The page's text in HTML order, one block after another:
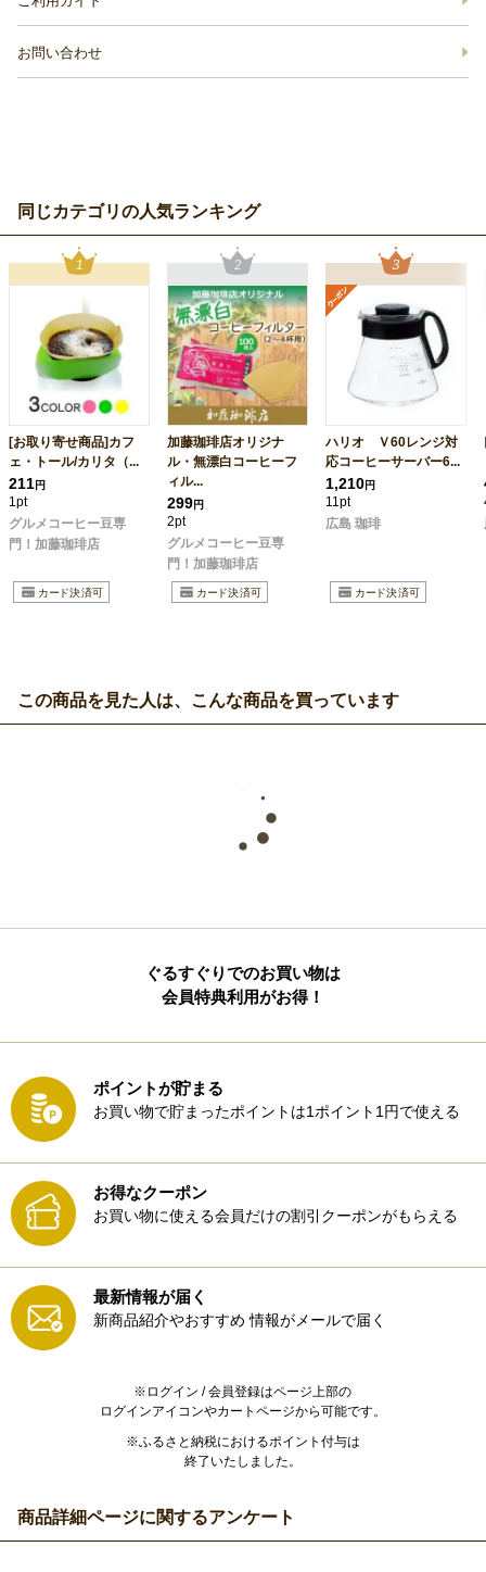
お問い合わせ
同じカテゴリの人気ランキング
[お取り寄せ商品]カフ
ェ・トール/カリタ（...
211円
1pt
グルメコーヒー豆専
門！加藤珈琲店
加藤珈琲店オリジナ
ル・無漂白コーヒーフ
ィル...
299円
2pt
グルメコーヒー豆専
門！加藤珈琲店
ハリオ Ｖ60レンジ対
応コーヒーサーバー6...
1,210円
11pt
広島 珈琲
この商品を見た人は、こんな商品を買っています
ぐるすぐりでのお買い物は
会員特典利用がお得！
ポイントが貯まる
お買い物で貯まったポイントは1ポイント1円で使える
お得なクーポン
お買い物に使える会員だけの割引クーポンがもらえる
最新情報が届く
新商品紹介やおすすめ 情報がメールで届く
※ログイン / 会員登録はページ上部の
ログインアイコンやカートページから可能です。
※ふるさと納税におけるポイント付与は
終了いたしました。
商品詳細ページに関するアンケート